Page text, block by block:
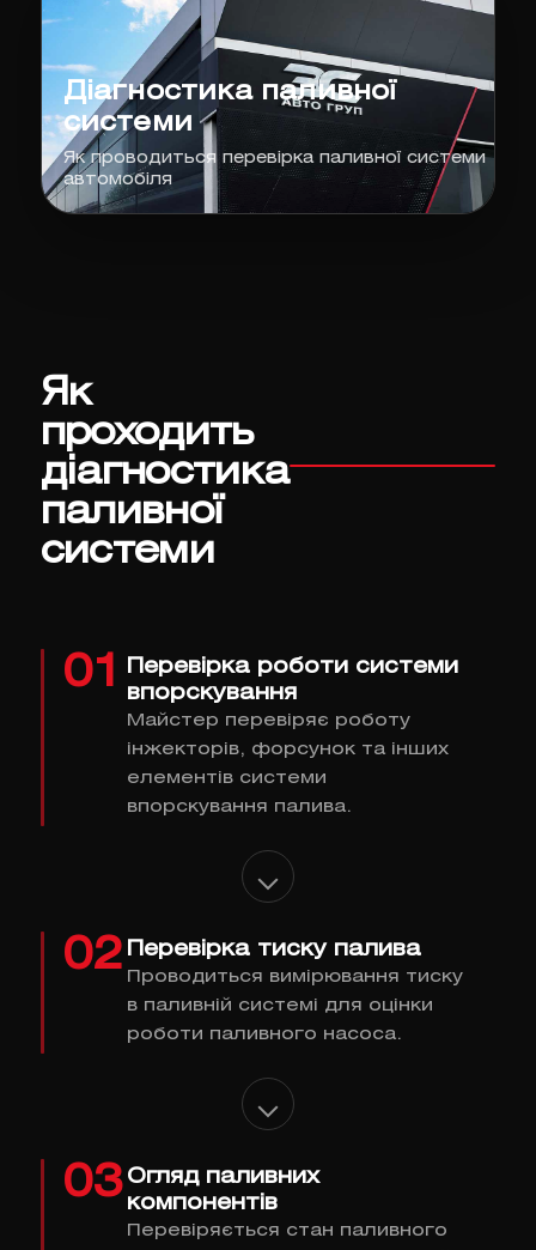
Діагностика паливної
системи
Як проводиться перевірка паливної системи
автомобіля
Як
проходить
діагностика
паливної
системи
01
Перевірка роботи системи
впорскування
Майстер перевіряє роботу
інжекторів, форсунок та інших
елементів системи
впорскування палива.
02 Перевірка тиску палива
Проводиться вимірювання тиску
в паливній системі для оцінки
роботи паливного насоса.
03 Огляд паливних
компонентів
Перевіряється стан паливного